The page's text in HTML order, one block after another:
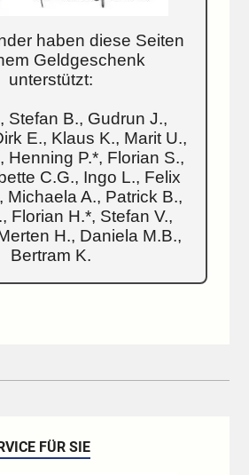
haben diese Seiten
Geldgeschenk
unterstützt:
Stefan B., Gudrun J.,
E., Klaus K., Marit U.,
Henning P.*, Florian S.,
C.G., Ingo L., Felix
Michaela A., Patrick B.,
Florian H.*, Stefan V.,
H., Daniela M.B.,
Bertram K.
FÜR SIE